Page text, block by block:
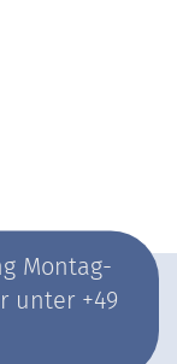
Montag-
unter +49